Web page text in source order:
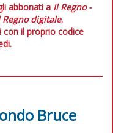
abbonati a Il Regno -
Regno digitale.
con il proprio codice
Bruce